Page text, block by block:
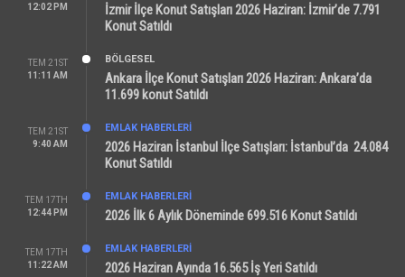
12:02 PM
İzmir İlçe Konut Satışları 2026 Haziran: İzmir’de 7.791
Konut Satıldı
TEM 21ST
11:11 AM
BÖLGESEL
Ankara İlçe Konut Satışları 2026 Haziran: Ankara’da
11.699 konut Satıldı
TEM 21ST
9:40 AM
EMLAK HABERLERI
2026 Haziran İstanbul İlçe Satışları: İstanbul’da 24.084
Konut Satıldı
TEM 17TH
12:44 PM
EMLAK HABERLERI
2026 İlk 6 Aylık Döneminde 699.516 Konut Satıldı
TEM 17TH
11:22 AM
EMLAK HABERLERI
2026 Haziran Ayında 16.565 İş Yeri Satıldı